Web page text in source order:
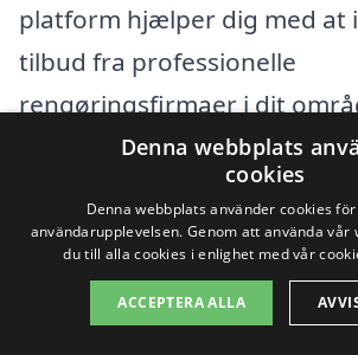
platform hjælper dig med at
tilbud fra professionelle
rengøringsfirmaer i dit
nemt kan finde den
til dig og dit budget.
Få 3 erbjudanden, gratis
förpliktelser
Denna webbplats
cookies
Denna webbplats använder cookies
användarupplevelsen. Genom att använda vår
du till alla cookies i enlighet med vår
ACCEPTERA ALLA